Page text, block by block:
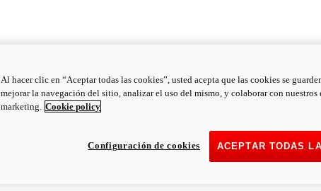
Al hacer clic en “Aceptar todas las cookies”, usted acepta que las cookies se
mejorar la navegación del sitio, analizar el uso del mismo, y colaborar con nuestros
marketing. Cookie policy
ACEPTAR TODAS
Configuración de cookies